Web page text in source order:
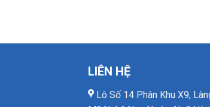
LIÊN HỆ
Lô Số 14 Phân Khu X9,